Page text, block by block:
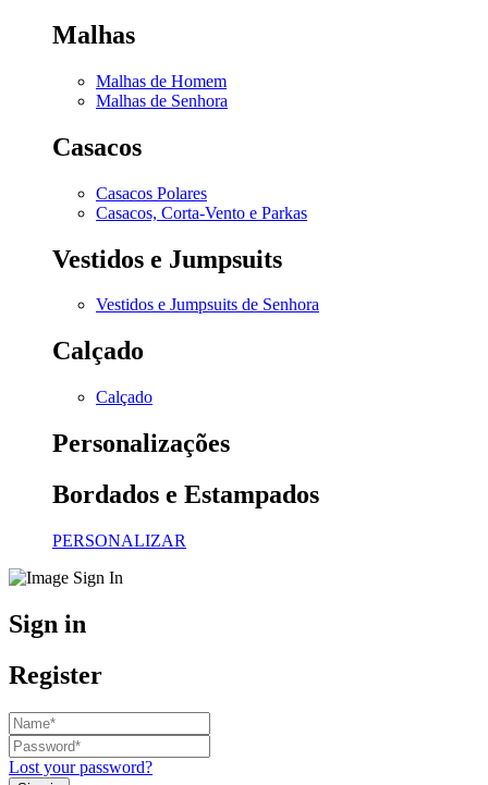
Malhas
Malhas de Homem
Malhas de Senhora
Casacos
Casacos Polares
Casacos, Corta-Vento e Parkas
Vestidos e Jumpsuits
Vestidos e Jumpsuits de Senhora
Calçado
Calçado
Personalizações
Bordados e Estampados
PERSONALIZAR
Sign in
Register
Lost your password?